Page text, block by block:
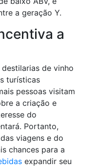
a geração Y.
a
de vinho
turísticas
pessoas visitam
a criação e
do
Portanto,
viagens e do
chances para a
expandir seu